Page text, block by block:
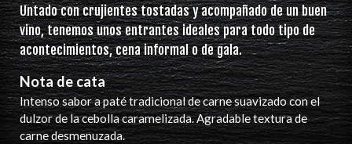
Untado con crujientes tostadas y acompañado de un buen
vino, tenemos unos entrantes ideales para todo tipo de
acontecimientos, cena informal o de gala.
Nota de cata
Intenso sabor a paté tradicional de carne suavizado con el
dulzor de la cebolla caramelizada. Agradable textura de
carne desmenuzada.